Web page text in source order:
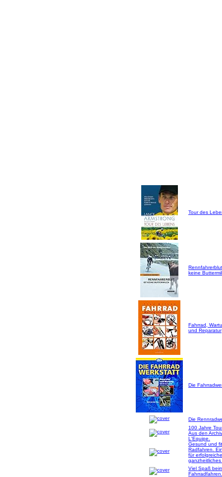
Tour des
keine
Fahrrad,
und Reparatur
Die
Die
100 Jahre
Aus den
L'Equipe.
Gesund und
Radfahren.
für
Viel Spaß
Fahrradfahren.